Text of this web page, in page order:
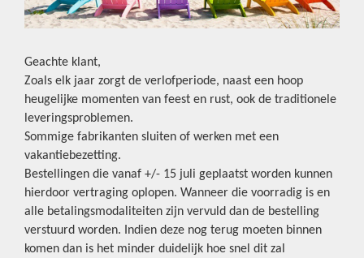
Geachte klant,
Zoals elk jaar zorgt de verlofperiode, naast een hoop
heugelijke momenten van feest en rust, ook de traditionele
leveringsproblemen.
Sommige fabrikanten sluiten of werken met een
vakantiebezetting.
Bestellingen die vanaf +/- 15 juli geplaatst worden kunnen
hierdoor vertraging oplopen. Wanneer die voorradig is en
alle betalingsmodaliteiten zijn vervuld dan de bestelling
verstuurd worden. Indien deze nog terug moeten binnen
komen dan is het minder duidelijk hoe snel dit zal